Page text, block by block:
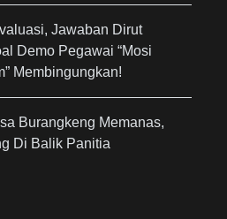
Jawaban Dirut
Demo Pegawai “Mosi
Membingungkan!
Burangkeng Memanas,
Di Balik Panitia